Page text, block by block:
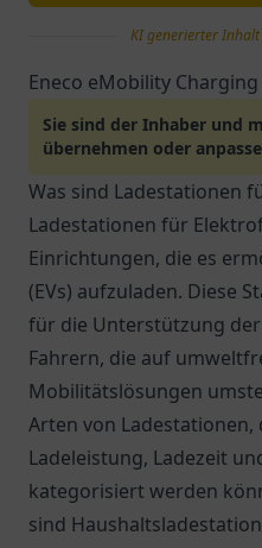
KI generierter
Eneco eMobility
Sie sind der Inhaber und
übernehmen oder
Was sind Ladestationen
Ladestationen für
Einrichtungen, die es
(EVs) aufzuladen. Diese
für die Unterstützung
Fahrern, die auf
Mobilitätslösungen
Arten von
Ladeleistung, Ladezeit
kategorisiert werden
sind